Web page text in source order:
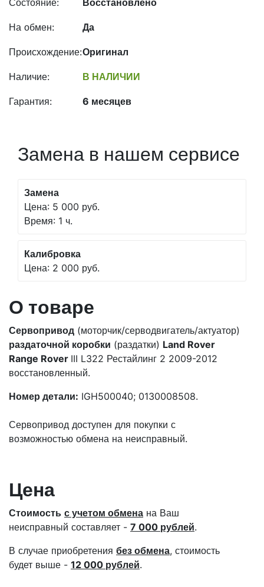
Состояние: Восстановлено
На обмен: Да
Происхождение:Оригинал
Наличие: В НАЛИЧИИ
Гарантия: 6 месяцев
О товаре
Сервопривод (моторчик/серводвигатель/актуатор)
раздаточной коробки (раздатки) Land Rover
Range Rover III L322 Рестайлинг 2 2009-2012
восстановленный.
Номер детали: IGH500040; 0130008508.
Сервопривод доступен для покупки с
возможностью обмена на неисправный.
Цена
Стоимость с учетом обмена на Ваш
неисправный составляет - 7 000 рублей.
В случае приобретения без обмена, стоимость
будет выше - 12 000 рублей.
Замена в нашем сервисе
Замена
Цена: 5 000 руб.
Время: 1 ч.
Калибровка
Цена: 2 000 руб.